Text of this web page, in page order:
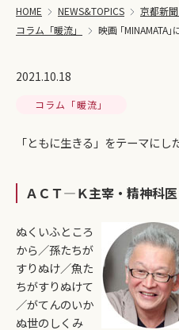
HOME NEWS&TOPICS
京都新聞
コラム「暖流」
映画 ｢MINAMATA｣
2021.10.18
コラム「暖流」
「ともに生きる」をテーマにし
ＡＣＴ―Ｋ主宰・精神科
ぬくいふところ
から／孫たちが
すりぬけ／魚た
ちがすりぬけて
／がてんのいか
ぬ世のしくみ